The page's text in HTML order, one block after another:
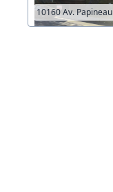
10160 Av. Papineau